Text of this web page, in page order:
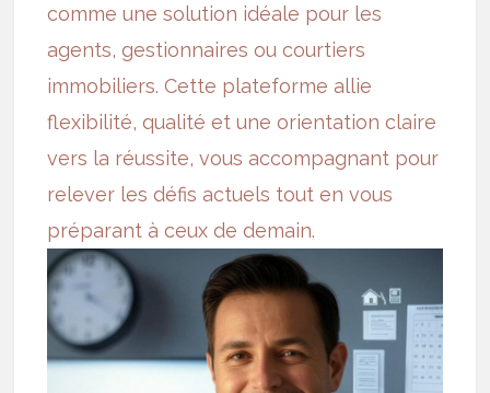
comme une solution idéale pour les
agents, gestionnaires ou courtiers
immobiliers. Cette plateforme allie
flexibilité, qualité et une orientation claire
vers la réussite, vous accompagnant pour
relever les défis actuels tout en vous
préparant à ceux de demain.